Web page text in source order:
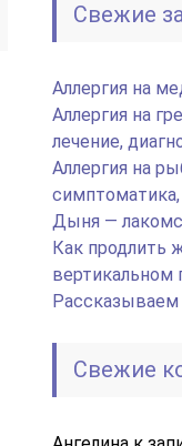
Свежие
Аллергия на
Аллергия на
лечение,
Аллергия на
симптоматика,
Дыня —
Как продлить
вертикальном
Рассказываем
Свежие